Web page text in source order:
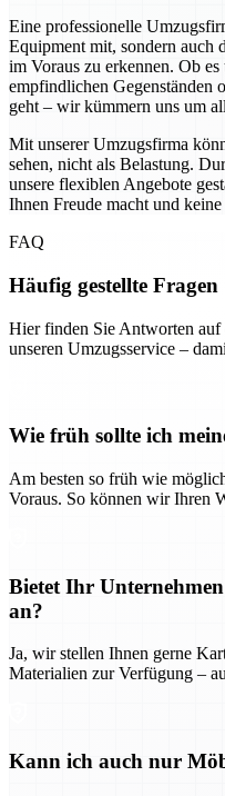
Eine professionelle
Equipment mit, sondern auch
im Voraus zu erkennen. Ob
empfindlichen Gegenständen
geht – wir kümmern uns um
Mit unserer Umzugsfirma
sehen, nicht als Belastung.
unsere flexiblen Angebote
Ihnen Freude macht und
FAQ
Häufig gestellte Fragen
Hier finden Sie Antworten auf
unseren Umzugsservice –
Wie früh sollte ich
Am besten so früh wie
Voraus. So können wir Ihren
Bietet Ihr
an?
Ja, wir stellen Ihnen gerne
Materialien zur Verfügung –
Kann ich auch nur